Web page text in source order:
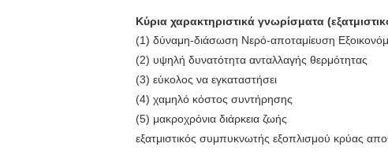
Κύρια χαρακτηριστικά γνωρίσματα
(1) δύναμη-διάσωση Νερό-αποταμίευση
(2) υψηλή δυνατότητα ανταλλαγής θερμότητας
(3) εύκολος να εγκαταστήσει
(4) χαμηλό κόστος συντήρησης
(5) μακροχρόνια διάρκεια ζωής
εξατμιστικός συμπυκνωτής εξοπλισμού κρύας